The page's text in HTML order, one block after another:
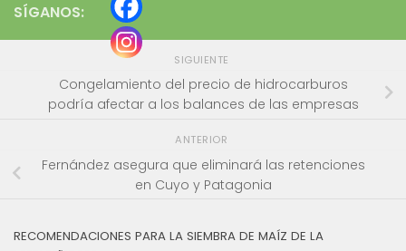
SÍGANOS:
SIGUIENTE
Congelamiento del precio de hidrocarburos
podría afectar a los balances de las empresas
ANTERIOR
Fernández asegura que eliminará las retenciones
en Cuyo y Patagonia
RECOMENDACIONES PARA LA SIEMBRA DE MAÍZ DE LA